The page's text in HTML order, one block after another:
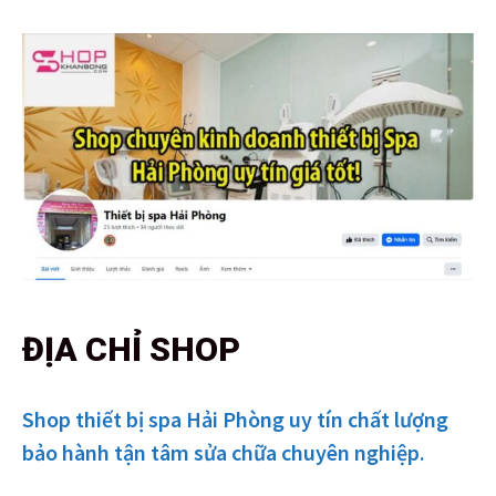
ĐỊA CHỈ SHOP
Shop thiết bị spa Hải Phòng uy tín chất lượng
bảo hành tận tâm sửa chữa chuyên nghiệp.